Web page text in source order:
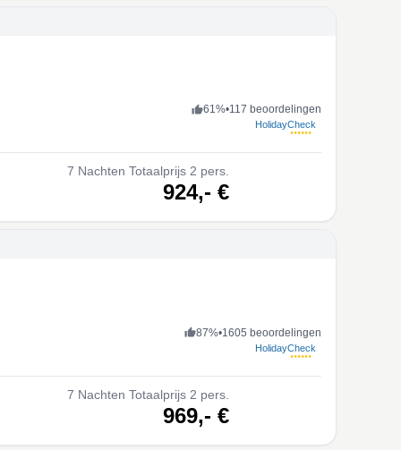
61%•117 beoordelingen
HolidayCheck
7 Nachten Totaalprijs 2 pers.
924,- €
87%•1605 beoordelingen
HolidayCheck
7 Nachten Totaalprijs 2 pers.
969,- €